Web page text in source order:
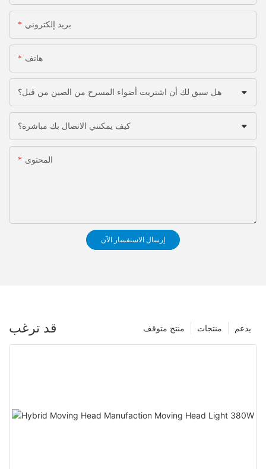
بريد إلكتروني
هاتف
هل سبق لك أن اشتريت أضواء المسرح من الصين من قبل؟
كيف يمكنني الاتصال بك مباشرة؟
المحتوى
إرسال الاستفسار الآن
قد ترغب يدعم منتجات منتج متوقف